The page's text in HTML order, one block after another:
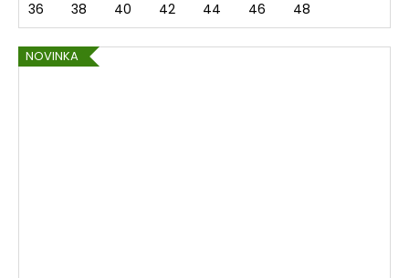
36 38 40 42 44 46 48
NOVINKA